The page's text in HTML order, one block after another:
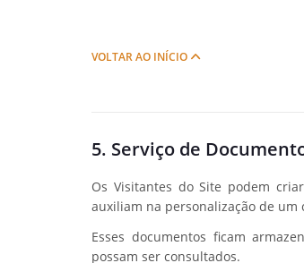
VOLTAR AO INÍCIO
5. Serviço de
Os Visitantes do Site podem
auxiliam na personalização de um
Esses documentos ficam
possam ser consultados.